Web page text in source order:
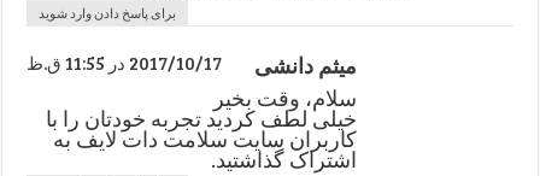
برای پاسخ دادن وارد شوید
میثم دانشی 2017/10/17 در 11:55 ق.ظ
سلام، وقت بخیر
خیلی لطف کردید تجربه خودتان را با
کاربران سایت سلامت دات لایف به
اشتراک گذاشتید.